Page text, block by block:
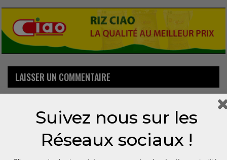
LAISSER UN COMMENTAIRE
Suivez nous sur les
Réseaux sociaux !